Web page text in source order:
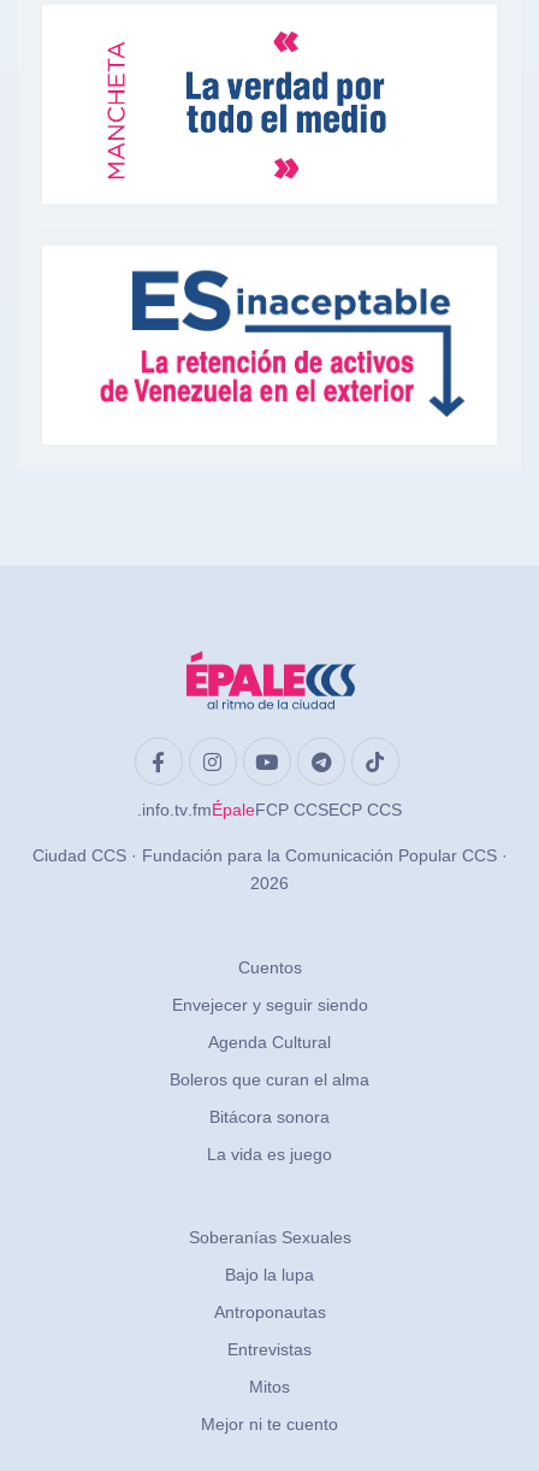
.info.tv.fmÉpaleFCP CCSECP CCS
Ciudad CCS · Fundación para la Comunicación Popular CCS ·
2026
Cuentos
Envejecer y seguir siendo
Agenda Cultural
Boleros que curan el alma
Bitácora sonora
La vida es juego
Soberanías Sexuales
Bajo la lupa
Antroponautas
Entrevistas
Mitos
Mejor ni te cuento